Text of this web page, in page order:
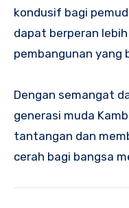
kondusif bagi
dapat berperan
pembangunan yang
Dengan semangat
generasi muda
tantangan dan
cerah bagi bangsa